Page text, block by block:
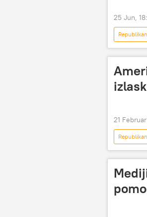
25 Jun,
Senat SAD
21